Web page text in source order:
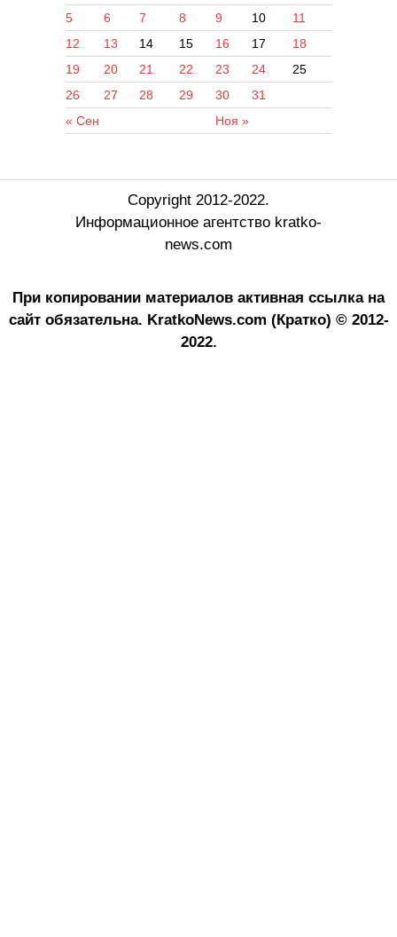
« Сен Ноя »
5
6 7 8 9 10
11
12
13 14 15 16 17
18
19
20 21 22 23 24
25
26
27 28 29 30 31
Copyright 2012-2022.
Информационное агентство kratko-
news.com
При копировании материалов активная ссылка на
сайт обязательна. KratkoNews.com (Кратко) © 2012-
2022.